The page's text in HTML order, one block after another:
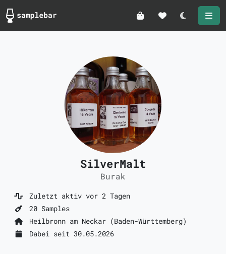
Darkmode
SilverMalt
Burak
Zuletzt aktiv vor 2 Tagen
20 Samples
Heilbronn am Neckar (Baden-Württemberg)
Dabei seit 30.05.2026